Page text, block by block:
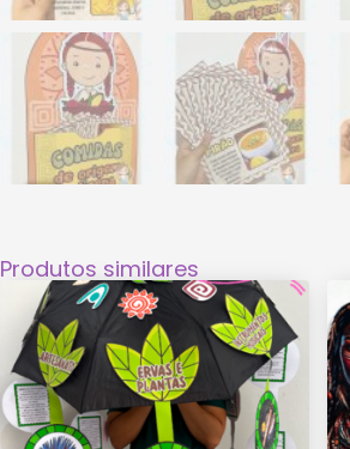
Produtos similares